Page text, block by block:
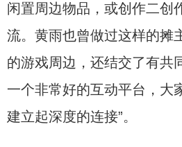
闲置周边物品，或创作二创
流。黄雨也曾做过这样的摊
的游戏周边，还结交了有共
一个非常好的互动平台，大
建立起深度的连接”。